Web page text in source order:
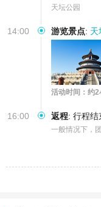
天坛公园
14:00 游览景点: 天
活动时间：约2
16:00 返程: 行程结
一般情况下，